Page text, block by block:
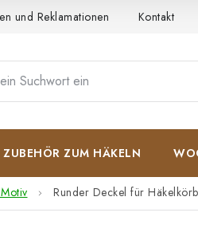
und Reklamationen Kontakt
ZUBEHÖR ZUM HÄKELN
Runder Deckel für